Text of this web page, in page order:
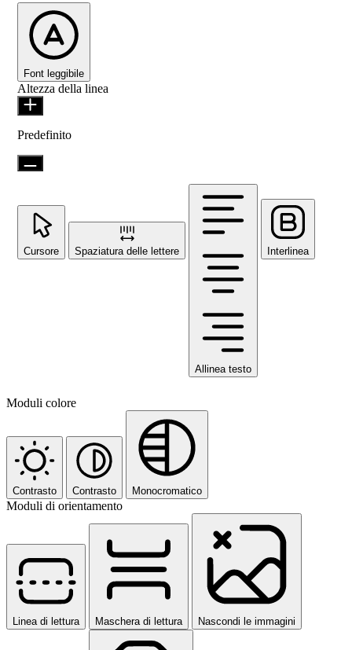
Font leggibile
Altezza della linea
Predefinito
Cursore Spaziatura delle lettere
Allinea testo
Interlinea
Moduli colore
Contrasto Contrasto Monocromatico
Moduli di orientamento
Linea di lettura Maschera di lettura Nascondi le immagini